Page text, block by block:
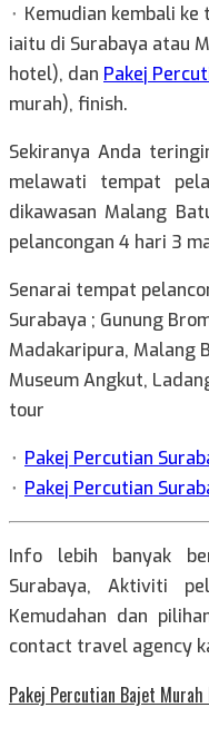
⬞ Kemudian kembali
iaitu di Surabaya atau
hotel), dan Pakej
murah), finish.
Sekiranya Anda
melawati tempat
dikawasan Malang
pelancongan 4 hari 3
Senarai tempat
Surabaya ; Gunung
Madakaripura, Malang
Museum Angkut,
tour
⬞ Pakej Percutian
⬞ Pakej Percutian
Info lebih banyak
Surabaya, Aktiviti
Kemudahan dan
contact travel agency
Pakej Percutian Bajet Murah